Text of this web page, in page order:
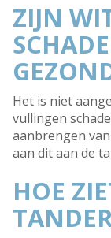
ZIJN
Het is niet
vullingen
aanbrengen
aan dit aan de
HOE